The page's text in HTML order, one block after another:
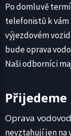
Po domluvě
telefonistů k vám
výjezdovém
bude oprava
Naši odborníci
Oprava
nevztahují jen na